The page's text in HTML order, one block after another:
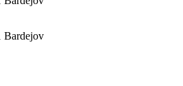
Bardejov